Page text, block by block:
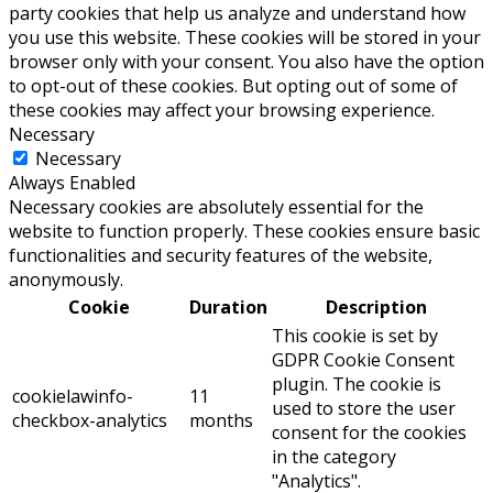
party cookies that help us analyze and understand how
you use this website. These cookies will be stored in your
browser only with your consent. You also have the option
to opt-out of these cookies. But opting out of some of
these cookies may affect your browsing experience.
Necessary
Necessary
Always Enabled
Necessary cookies are absolutely essential for the
website to function properly. These cookies ensure basic
functionalities and security features of the website,
anonymously.
Cookie
Duration Description
cookielawinfo-
checkbox-analytics
11
months
This cookie is set by
GDPR Cookie Consent
plugin. The cookie is
used to store the user
consent for the cookies
in the category
"Analytics".